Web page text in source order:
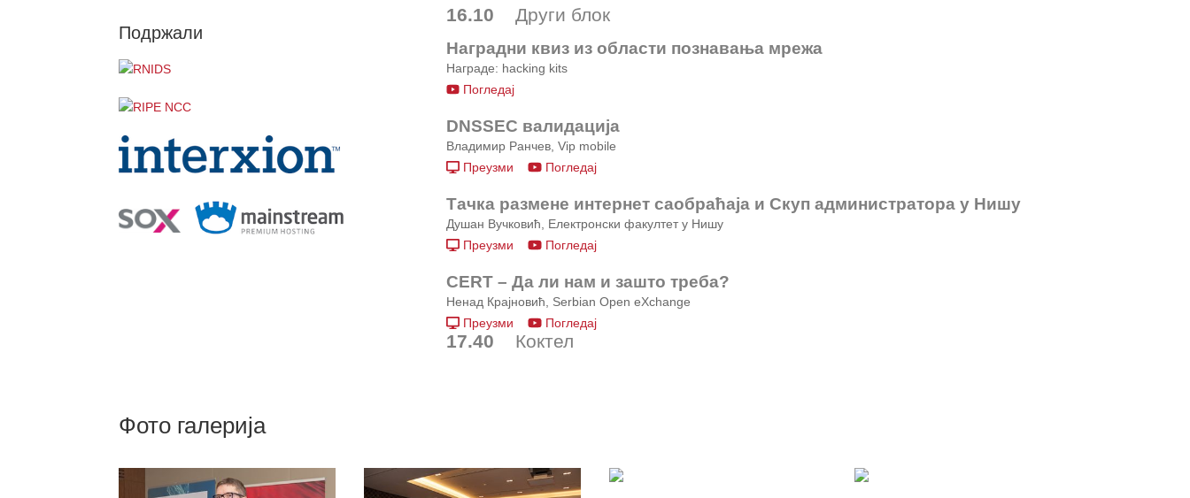
Подржали
16.10 Други блок
Наградни квиз из области познавања мрежа
Награде: hacking kits
Погледај
DNSSEC валидација
Владимир Ранчев, Vip mobile
Преузми
Погледај
Тачка размене интернет саобраћаја и Скуп администратора у Нишу
Душан Вучковић, Електронски факултет у Нишу
Преузми
Погледај
CERT – Да ли нам и зашто треба?
Ненад Крајновић, Serbian Open eXchange
Преузми
Погледај
17.40 Коктел
Фото галерија